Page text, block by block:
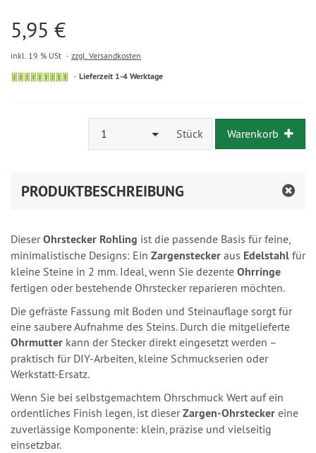
5,95 €
inkl. 19 % USt zzgl. Versandkosten
Lieferzeit 1-4 Werktage
1 Stück Warenkorb
PRODUKTBESCHREIBUNG
DieserOhrstecker Rohling ist die passende Basis für feine,
minimalistische Designs: Ein Zargenstecker aus Edelstahl für
kleine Steine in 2 mm. Ideal, wenn Sie dezente Ohrringe
fertigen oder bestehende Ohrstecker reparieren möchten.
Die gefräste Fassung mit Boden und Steinauflage sorgt für
eine saubere Aufnahme des Steins. Durch die mitgelieferte
Ohrmutter kann der Stecker direkt eingesetzt werden –
praktisch für DIY‑Arbeiten, kleine Schmuckserien oder
Werkstatt‑Ersatz.
Wenn Sie bei selbstgemachtem Ohrschmuck Wert auf ein
ordentliches Finish legen, ist dieserZargen-Ohrstecker eine
zuverlässige Komponente: klein, präzise und vielseitig
einsetzbar.